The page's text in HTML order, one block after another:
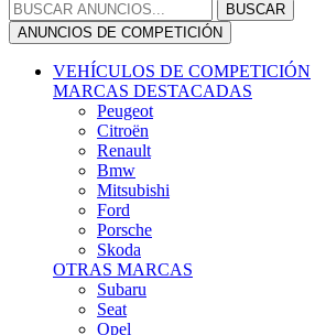
BUSCAR
ANUNCIOS DE COMPETICIÓN
VEHÍCULOS DE COMPETICIÓN
MARCAS DESTACADAS
Peugeot
Citroën
Renault
Bmw
Mitsubishi
Ford
Porsche
Skoda
OTRAS MARCAS
Subaru
Seat
Opel